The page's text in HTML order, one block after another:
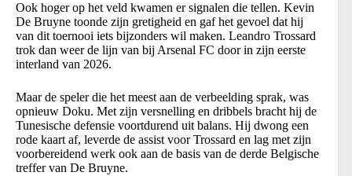
Ook hoger op het veld kwamen er signalen die tellen. Kevin
De Bruyne toonde zijn gretigheid en gaf het gevoel dat hij
van dit toernooi iets bijzonders wil maken. Leandro Trossard
trok dan weer de lijn van bij Arsenal FC door in zijn eerste
interland van 2026.
Maar de speler die het meest aan de verbeelding sprak, was
opnieuw Doku. Met zijn versnelling en dribbels bracht hij de
Tunesische defensie voortdurend uit balans. Hij dwong een
rode kaart af, leverde de assist voor Trossard en lag met zijn
voorbereidend werk ook aan de basis van de derde Belgische
treffer van De Bruyne.